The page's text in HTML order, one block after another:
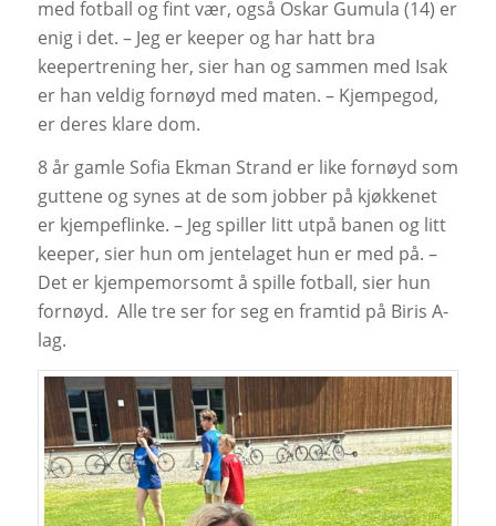
med fotball og fint vær, også Oskar Gumula (14) er
enig i det. – Jeg er keeper og har hatt bra
keepertrening her, sier han og sammen med Isak
er han veldig fornøyd med maten. – Kjempegod,
er deres klare dom.
8 år gamle Sofia Ekman Strand er like fornøyd som
guttene og synes at de som jobber på kjøkkenet
er kjempeflinke. – Jeg spiller litt utpå banen og litt
keeper, sier hun om jentelaget hun er med på. –
Det er kjempemorsomt å spille fotball, sier hun
fornøyd. Alle tre ser for seg en framtid på Biris A-
lag.